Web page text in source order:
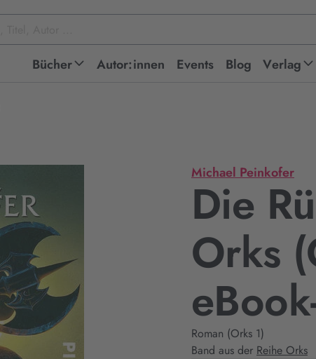
Bücher Autor:innen Events Blog Verlag
Michael Peinkofer
Die
Orks
Roman (Orks 1)
Band aus der Reihe Orks